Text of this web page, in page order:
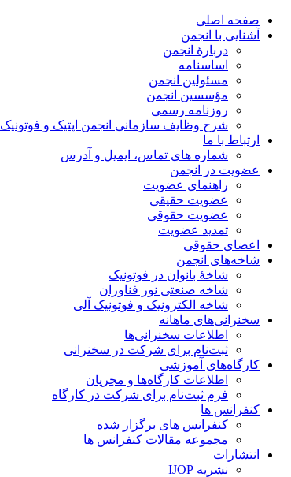
صفحه اصلی
آشنایی با انجمن
دربارۀ انجمن
اساسنامه
مسئولین انجمن
مؤسسین انجمن
روزنامه رسمی
شرح وظایف سازمانی انجمن اپتیک و فوتونیک
ارتباط با ما
شماره های تماس، ایمیل و آدرس
عضویت در انجمن
راهنمای عضویت
عضویت حقیقی
عضویت حقوقی
تمدید عضویت
اعضای حقوقی
شاخه‌های انجمن
شاخۀ بانوان در فوتونیک
شاخه صنعتی نور فناوران
شاخه‌ الکترونیک و فوتونیک آلی
سخنرانی‌های ماهانه
اطلاعات سخنرانی‌‌ها
ثبت‌نام برای شرکت در سخنرانی
کارگاه‌های آموزشی
اطلاعات کارگاه‌ها و مجریان
فرم ثبت‌نام برای شرکت در کارگاه
کنفرانس ها
کنفرانس های برگزار شده
مجموعه مقالات کنفرانس ها
انتشارات
نشریه IJOP